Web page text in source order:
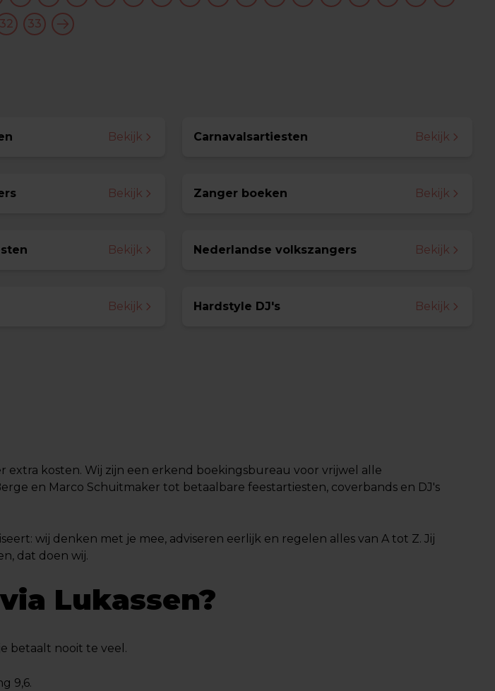
32 33
Bekijk Carnavalsartiesten Bekijk
Bekijk Zanger boeken Bekijk
Bekijk Nederlandse volkszangers Bekijk
Bekijk Hardstyle DJ's Bekijk
extra kosten. Wij zijn een erkend boekingsbureau voor vrijwel alle
en Marco Schuitmaker tot betaalbare feestartiesten, coverbands en DJ's
wij denken met je mee, adviseren eerlijk en regelen alles van A tot Z. Jij
dat doen wij.
Lukassen?
betaalt nooit te veel.
9,6.